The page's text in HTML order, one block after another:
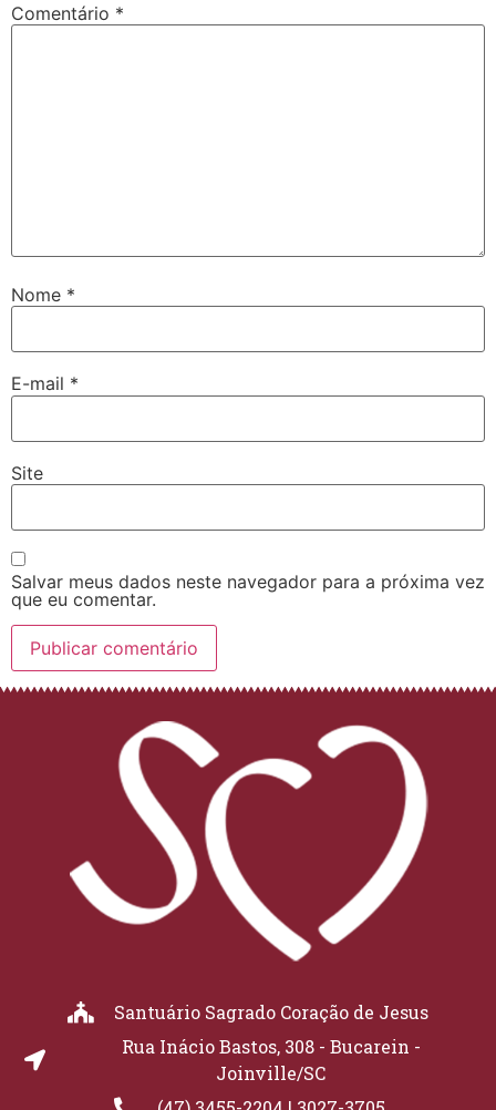
Comentário *
Nome *
E-mail *
Site
Salvar meus dados neste navegador para a próxima vez
que eu comentar.
Santuário Sagrado Coração de Jesus
Rua Inácio Bastos, 308 - Bucarein -
Joinville/SC